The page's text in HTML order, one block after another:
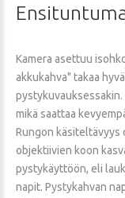
Kamera asettuu
akkukahva" takaa
mikä saattaa
Rungon käsiteltävyys
objektiivien koon
pystykäyttöön, eli
napit. Pystykahvan